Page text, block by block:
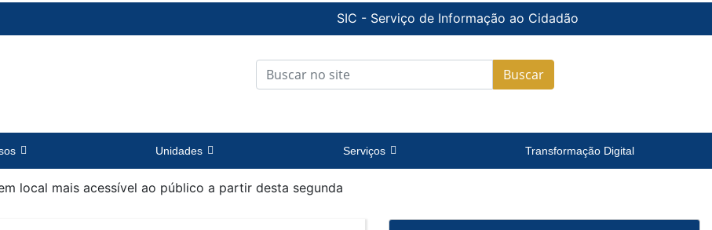
SIC - Serviço de Informação ao Cidadão
Buscar
Unidades Serviços Transformação Digital
local mais acessível ao público a partir desta segunda